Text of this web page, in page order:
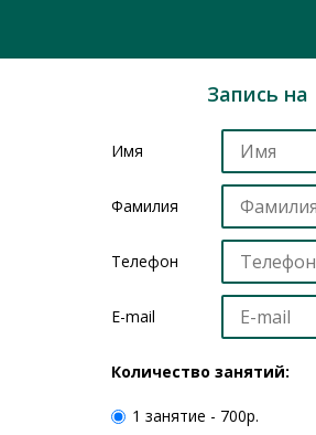
Запись
Имя
Фамилия
Телефон
Е-mail
Количество занятий:
1 занятие - 700р.